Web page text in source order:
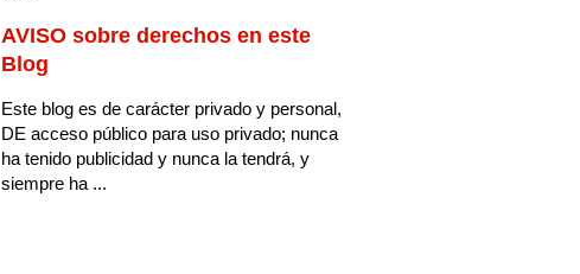
AVISO sobre derechos en este
Blog
Este blog es de carácter privado y personal,
DE acceso público para uso privado; nunca
ha tenido publicidad y nunca la tendrá, y
siempre ha ...